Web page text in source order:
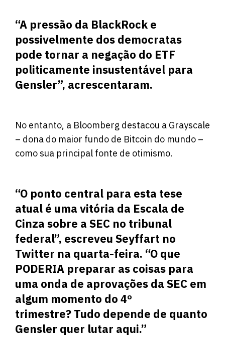
“A pressão da BlackRock e
possivelmente dos democratas
pode tornar a negação do ETF
politicamente insustentável para
Gensler”, acrescentaram.
No entanto, a Bloomberg destacou a Grayscale
– dona do maior fundo de Bitcoin do mundo –
como sua principal fonte de otimismo.
“O ponto central para esta tese
atual é uma vitória da Escala de
Cinza sobre a SEC no tribunal
federal”, escreveu Seyffart no
Twitter na quarta-feira. “O que
PODERIA preparar as coisas para
uma onda de aprovações da SEC em
algum momento do 4º
trimestre? Tudo depende de quanto
Gensler quer lutar aqui.”